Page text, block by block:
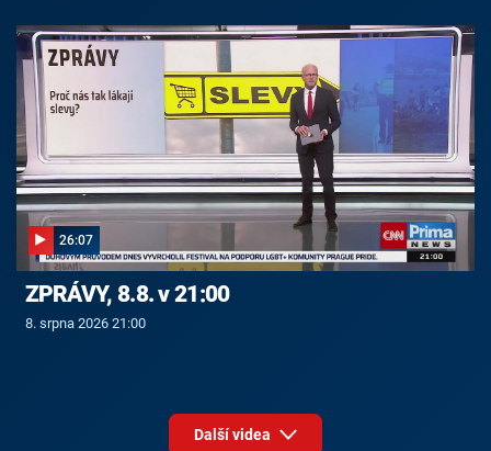
26:07
ZPRÁVY, 8.8. v 21:00
8. srpna 2026 21:00
Další videa